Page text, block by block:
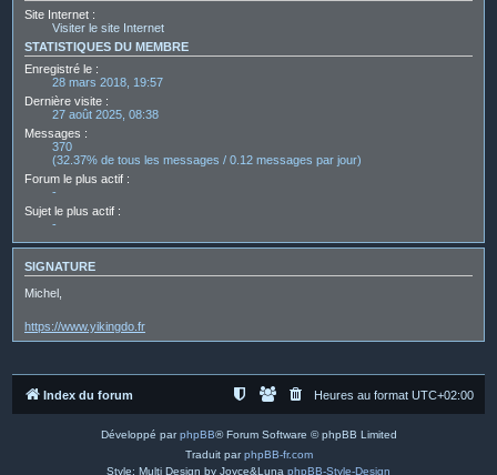
Site Internet :
Visiter le site Internet
STATISTIQUES DU MEMBRE
Enregistré le :
28 mars 2018, 19:57
Dernière visite :
27 août 2025, 08:38
Messages :
370
(32.37% de tous les messages / 0.12 messages par jour)
Forum le plus actif :
-
Sujet le plus actif :
-
SIGNATURE
Michel,
https://www.yikingdo.fr
Index du forum Heures au format UTC+02:00
Développé parphpBB® Forum Software © phpBB Limited
Traduit parphpBB-fr.com
Style: Multi Design by Joyce&Luna phpBB-Style-Design